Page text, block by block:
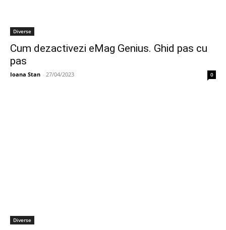
Diverse
Cum dezactivezi eMag Genius. Ghid pas cu
pas
Ioana Stan - 27/04/2023 0
Diverse